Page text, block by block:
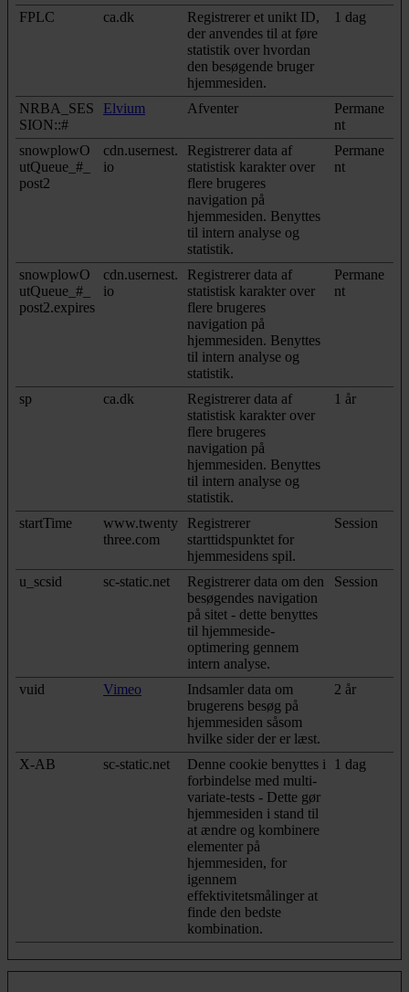
FPLC ca.dk
Registrerer et unikt ID,
der anvendes til at føre
statistik over hvordan
den besøgende bruger
hjemmesiden.
1 dag
NRBA_SES
SION::#
Elvium Afventer
Permane
nt
snowplowO
utQueue_#_
post2
cdn.usernest.
io
Registrerer data af
statistisk karakter over
flere brugeres
navigation på
hjemmesiden. Benyttes
til intern analyse og
statistik.
Permane
nt
snowplowO
utQueue_#_
post2.expires
cdn.usernest.
io
Registrerer data af
statistisk karakter over
flere brugeres
navigation på
hjemmesiden. Benyttes
til intern analyse og
statistik.
Permane
nt
sp ca.dk
Registrerer data af
statistisk karakter over
flere brugeres
navigation på
hjemmesiden. Benyttes
til intern analyse og
statistik.
1 år
startTime
www.twenty
three.com
Registrerer
starttidspunktet for
hjemmesidens spil.
Session
u_scsid sc-static.net
Registrerer data om den
besøgendes navigation
på sitet - dette benyttes
til hjemmeside‐
optimering gennem
intern analyse.
Session
vuid Vimeo
Indsamler data om
brugerens besøg på
hjemmesiden såsom
hvilke sider der er læst.
2 år
X-AB sc-static.net
Denne cookie benyttes i
forbindelse med multi-
variate-tests - Dette gør
hjemmesiden i stand til
at ændre og kombinere
elementer på
hjemmesiden, for
igennem
effektivitetsmålinger at
finde den bedste
kombination.
1 dag